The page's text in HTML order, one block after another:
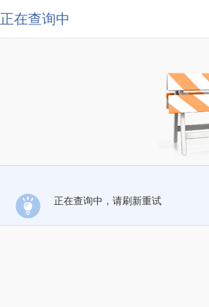
正在查询中
正在查询中，请刷新重试